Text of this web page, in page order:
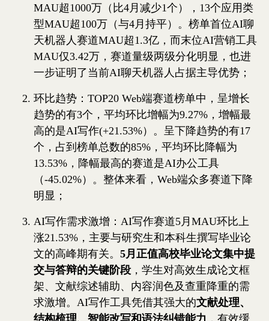
MAU超1000万（比4月减少1个），13个应用类
型MAU超100万（与4月持平）。榜单首位AI聊
天机器人赛道MAU超1.3亿，而末位AI营销工具
MAU仅3.42万，赛道量级两级分化明显，也进
一步证明了当前AI聊天机器人占据主导优势；
环比趋势：TOP20 Web端赛道榜单中，呈增长
趋势的有3个，平均环比增幅为9.27%，增幅最
高的是AI写作(+21.53%）。呈下降趋势的有17
个，占到榜单总数的85%，平均环比降幅为
13.53%，降幅最高的赛道是AI办公工具
（-45.02%）。整体来看，Web端众多赛道下降
明显；
AI写作需求激增：AI写作赛道5月MAU环比上
涨21.53%，主要与研究生和本科生撰写毕业论
文的高峰期有关。 5月正值高校毕业论文集中提
交与答辩的关键阶段 ，学生对高效生成论文框
架、文献综述辅助、内容润色及查重降重的需
求激增。AI写作工具凭借其强大的文献处理、
结构梳理、智能改写和语法纠错能力 ，有效缓